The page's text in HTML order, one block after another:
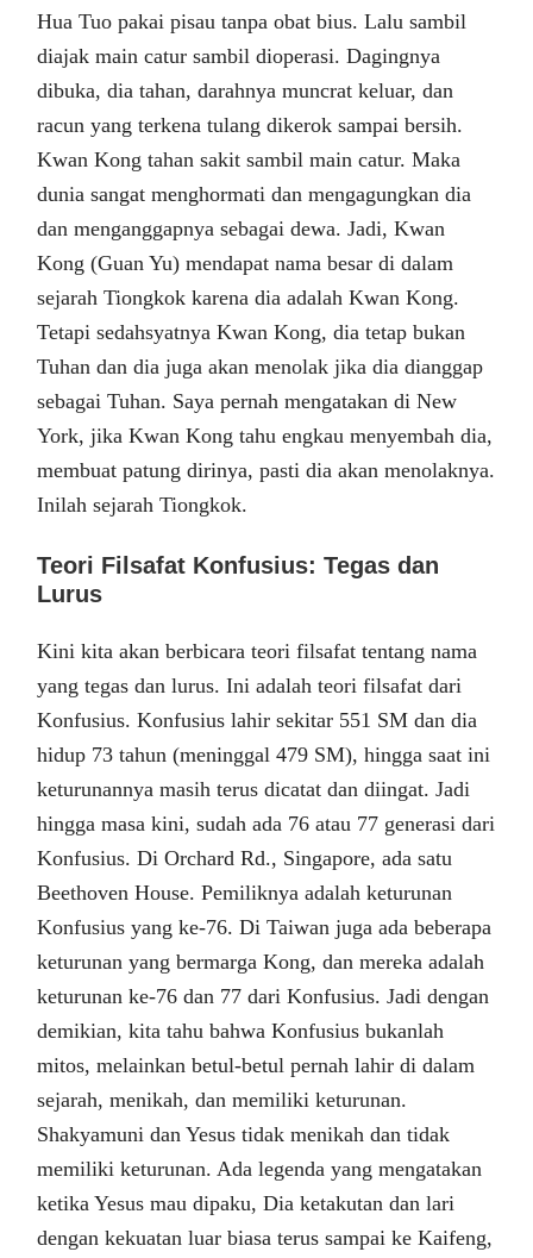
Hua Tuo pakai pisau tanpa obat bius. Lalu sambil
diajak main catur sambil dioperasi. Dagingnya
dibuka, dia tahan, darahnya muncrat keluar, dan
racun yang terkena tulang dikerok sampai bersih.
Kwan Kong tahan sakit sambil main catur. Maka
dunia sangat menghormati dan mengagungkan dia
dan menganggapnya sebagai dewa. Jadi, Kwan
Kong (Guan Yu) mendapat nama besar di dalam
sejarah Tiongkok karena dia adalah Kwan Kong.
Tetapi sedahsyatnya Kwan Kong, dia tetap bukan
Tuhan dan dia juga akan menolak jika dia dianggap
sebagai Tuhan. Saya pernah mengatakan di New
York, jika Kwan Kong tahu engkau menyembah dia,
membuat patung dirinya, pasti dia akan menolaknya.
Inilah sejarah Tiongkok.
Teori Filsafat Konfusius: Tegas dan
Lurus
Kini kita akan berbicara teori filsafat tentang nama
yang tegas dan lurus. Ini adalah teori filsafat dari
Konfusius. Konfusius lahir sekitar 551 SM dan dia
hidup 73 tahun (meninggal 479 SM), hingga saat ini
keturunannya masih terus dicatat dan diingat. Jadi
hingga masa kini, sudah ada 76 atau 77 generasi dari
Konfusius. Di Orchard Rd., Singapore, ada satu
Beethoven House. Pemiliknya adalah keturunan
Konfusius yang ke-76. Di Taiwan juga ada beberapa
keturunan yang bermarga Kong, dan mereka adalah
keturunan ke-76 dan 77 dari Konfusius. Jadi dengan
demikian, kita tahu bahwa Konfusius bukanlah
mitos, melainkan betul-betul pernah lahir di dalam
sejarah, menikah, dan memiliki keturunan.
Shakyamuni dan Yesus tidak menikah dan tidak
memiliki keturunan. Ada legenda yang mengatakan
ketika Yesus mau dipaku, Dia ketakutan dan lari
dengan kekuatan luar biasa terus sampai ke Kaifeng,